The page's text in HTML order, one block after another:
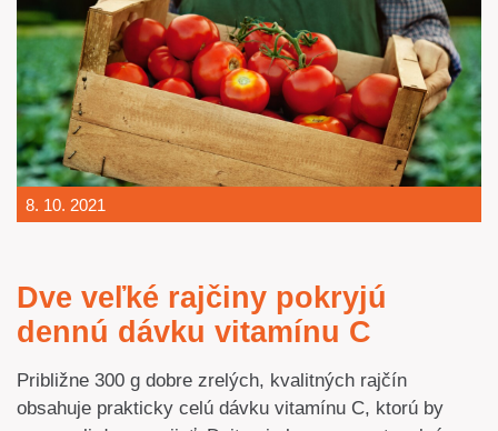
8. 10. 2021
Dve veľké rajčiny pokryjú
dennú dávku vitamínu C
Približne 300 g dobre zrelých, kvalitných rajčín
obsahuje prakticky celú dávku vitamínu C, ktorú by